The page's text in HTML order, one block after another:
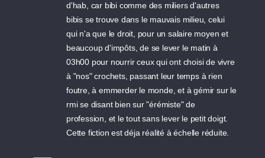
d'hab, car bibi comme des miliers d'autres
bibis se trouve dans le mauvais milieu, celui
qui n'a que le droit, pour un salaire moyen et
beaucoup d'impôts, de se lever le matin à
03h00 pour nourrir ceux qui ont choisi de vivre
à "nos" crochets, passant leur temps à rien
foutre, à emmerder le monde, et à gémir sur le
rmi se disant bien sur "érémiste" de
profession, et le tout sans lever le petit doigt.
Cette fiction est déja réalité à échelle réduite.